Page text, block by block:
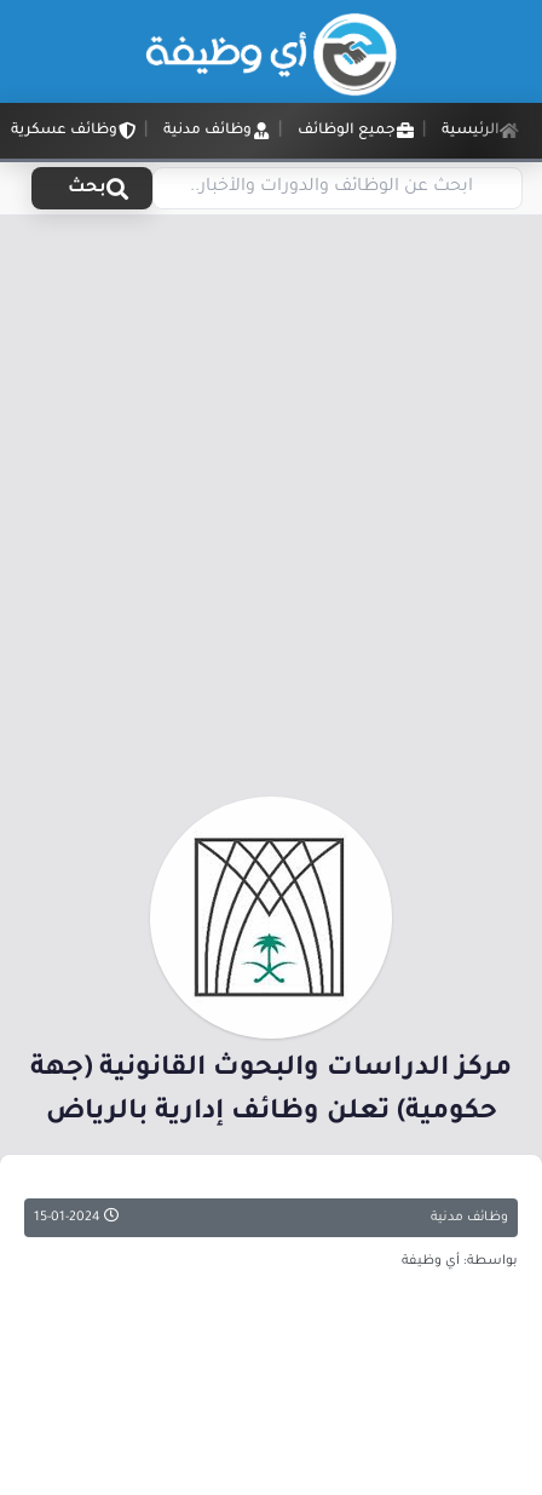
الرئيسية جميع الوظائف وظائف مدنية وظائف عسكرية
بحث
مركز الدراسات والبحوث القانونية (جهة
حكومية) تعلن وظائف إدارية بالرياض
وظائف مدنية
بواسطة: أي وظيفة